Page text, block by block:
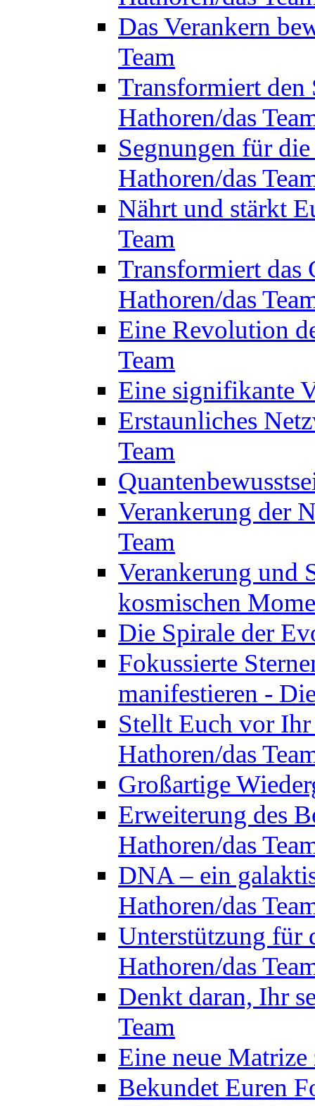
Das Verankern
Team
Transformiert
Hathoren/das
Segnungen für
Hathoren/das
Nährt und stärkt
Team
Transformiert das
Hathoren/das
Eine Revolution
Team
Eine signifikante
Erstaunliches
Team
Verankerung der
Team
Verankerung und
kosmischen
Die Spirale der
Fokussierte
manifestieren -
Stellt Euch vor
Hathoren/das
Großartige
Erweiterung des
Hathoren/das
DNA – ein
Hathoren/das
Unterstützung für
Hathoren/das
Denkt daran, Ihr
Team
Eine neue Matrize
Bekundet Euren